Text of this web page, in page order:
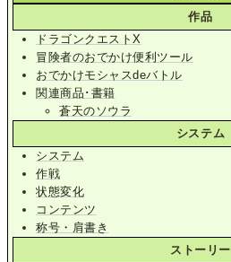
作品
ドラゴンクエストX
冒険者のおでかけ便利ツール
おでかけモシャスdeバトル
関連商品･書籍
蒼天のソウラ
システム
システム
作戦
状態変化
コンテンツ
称号・肩書き
ストーリー